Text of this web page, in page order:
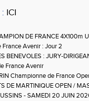
ICI
DE FRANCE 4X100m
Avenir : Jour 2
BENEVOLES : JURY-
France Avenir
Championne de France
DE MARTINIQUE OPEN /
- SAMEDI 20 JUIN